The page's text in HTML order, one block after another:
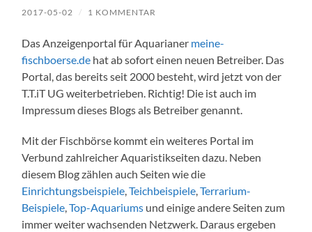
2017-05-02 / 1 KOMMENTAR
Das Anzeigenportal für Aquarianer meine-
fischboerse.de hat ab sofort einen neuen Betreiber. Das
Portal, das bereits seit 2000 besteht, wird jetzt von der
T.T.iT UG weiterbetrieben. Richtig! Die ist auch im
Impressum dieses Blogs als Betreiber genannt.
Mit der Fischbörse kommt ein weiteres Portal im
Verbund zahlreicher Aquaristikseiten dazu. Neben
diesem Blog zählen auch Seiten wie die
Einrichtungsbeispiele,Teichbeispiele,Terrarium-
Beispiele,Top-Aquariums und einige andere Seiten zum
immer weiter wachsenden Netzwerk. Daraus ergeben